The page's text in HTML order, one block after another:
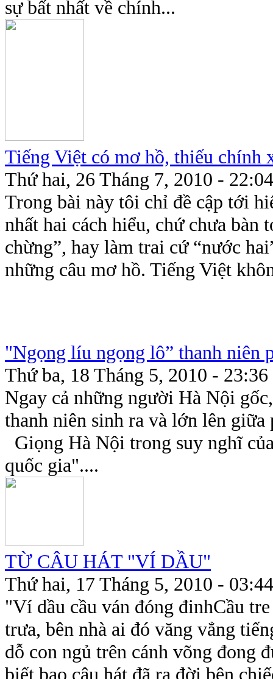
sự bất nhất về chính...
Tiếng Việt có mơ hồ, thiếu chính
Thứ hai, 26 Tháng 7, 2010 - 22:04
Trong bài này tôi chỉ đề cập tới
nhất hai cách hiểu, chứ chưa
chừng”, hay làm trai cứ “nước
những câu mơ hồ. Tiếng Việt
"Ngọng líu ngọng lô” thanh niên
Thứ ba, 18 Tháng 5, 2010 - 23:36
Ngay cả những người Hà Nội
thanh niên sinh ra và lớn lên
Giọng Hà Nội trong suy nghĩ
quốc gia"....
TỪ CÂU HÁT "VÍ DẦU"
Thứ hai, 17 Tháng 5, 2010 - 03:44
"Ví dầu cầu ván đóng đinhCầu
trưa, bên nhà ai đó văng vẳng
dỗ con ngủ trên cánh võng đong
biết bao câu hát đã ra đời bên